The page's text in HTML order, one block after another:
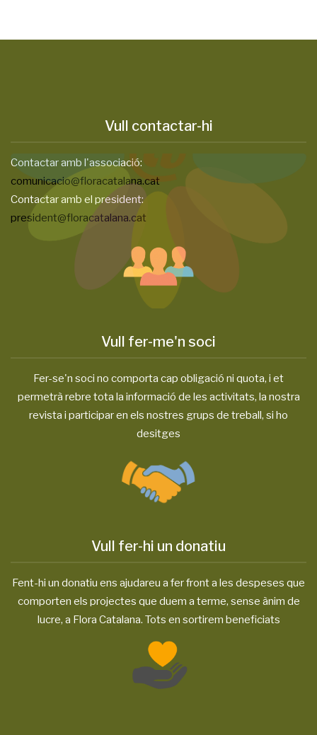
Vull contactar-hi
Contactar amb l'associació:
comunicacio@floracatalana.cat
Contactar amb el president:
president@floracatalana.cat
Vull fer-me'n soci
Fer-se'n soci no comporta cap obligació ni quota, i et
permetrà rebre tota la informació de les activitats, la nostra
revista i participar en els nostres grups de treball, si ho
desitges
Vull fer-hi un donatiu
Fent-hi un donatiu ens ajudareu a fer front a les despeses que
comporten els projectes que duem a terme, sense ànim de
lucre, a Flora Catalana. Tots en sortirem beneficiats